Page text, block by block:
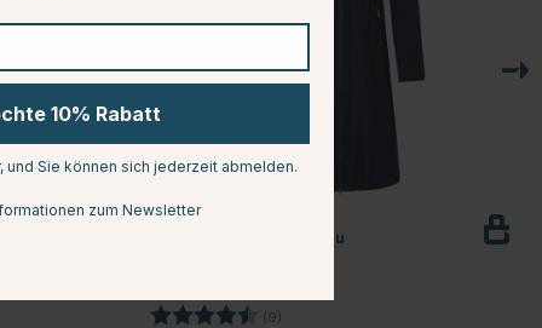
COVALLIERO
Regenmantel Marineblau
Bewertung: (9)
10% Rabatt
Sie können sich jederzeit abmelden.
zum Newsletter